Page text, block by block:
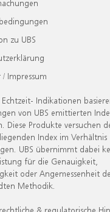
zu UBS
/ Impressum
Echtzeit- Indikationen
von UBS emittierten
Diese Produkte versuchen
Index im Verhältnis
UBS übernimmt dabei
für die Genauigkeit,
oder Angemessenheit
Methodik.